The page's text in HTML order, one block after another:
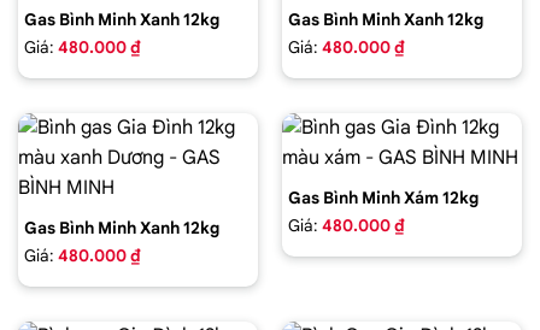
Gas Bình Minh Xanh 12kg
Giá: 480.000 ₫
Gas Bình Minh Xanh 12kg
Giá: 480.000 ₫
Gas Bình Minh Xanh 12kg
Giá: 480.000 ₫
Gas Bình Minh Xám 12kg
Giá: 480.000 ₫